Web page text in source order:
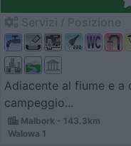
Adiacente al fiume e a
campeggio...
Malbork - 143.3km
Walowa 1